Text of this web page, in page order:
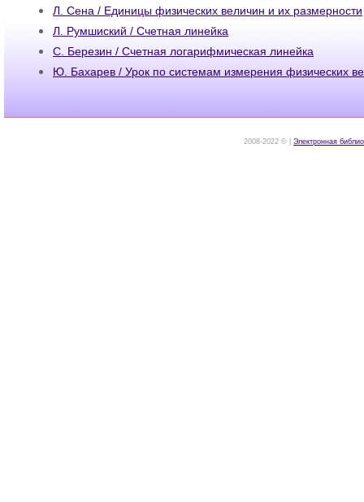
Л. Сена / Единицы физических величин и их размерности
Л. Румшиский / Счетная линейка
С. Березин / Счетная логарифмическая линейка
Ю. Бахарев / Урок по системам измерения физических
2008-2022 © | Электронная